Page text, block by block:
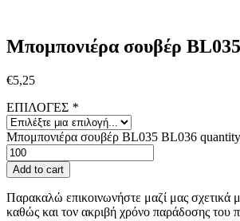
Μπομπονιέρα σουβέρ
€5,25
ΕΠΙΛΟΓΕΣ *
Μπομπονιέρα σουβέρ BL035 BL036 quantity
Add to cart
Παρακαλώ επικοινωνήστε μαζί μας σχετικά
καθώς και τον ακριβή χρόνο παράδοσης του